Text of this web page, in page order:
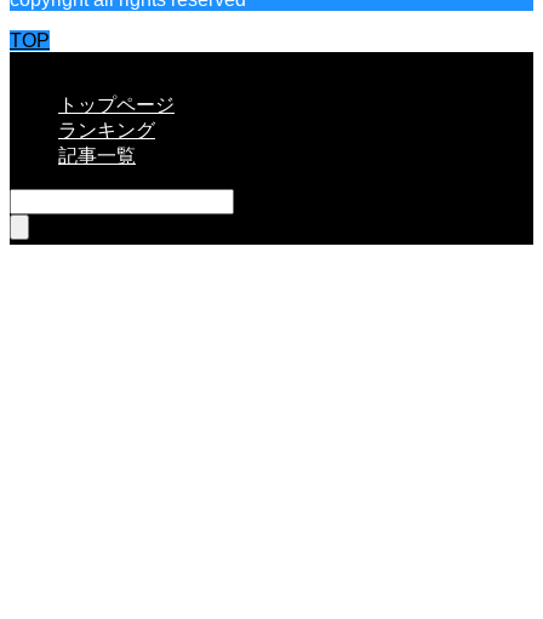
TOP
トップページ
ランキング
記事一覧